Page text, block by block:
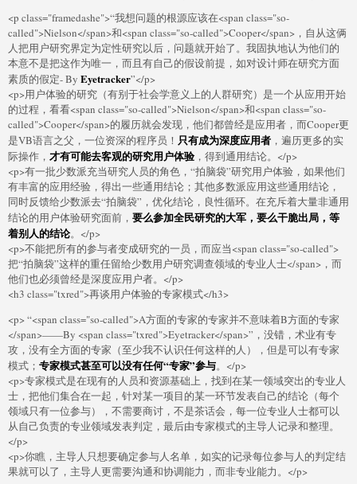
<p class="framedashe">“我想问题的根源应该在<span class="so-
called">Nielson</span>和<span class="so-called">Cooper</span>，自从这俩
人把用户研究界定为定性研究以后，问题就开始了。我固执地认为他们的
本意不是把这作为唯一，而且有自己的假设前提，如对设计师在研究方面
素质的假定- By Eyetracker”</p>
<p>用户体验的研究（有别于社会学意义上的人群研究）是一个从应用开始
的过程，看看<span class="so-called">Nielson</span>和<span class="so-
called">Cooper</span>的履历就会发现，他们都曾经是应用者，而Cooper更
是VB语言之父，一位资深的程序员！ 只有成为深度应用者 ，遍历更多的实
际操作， 才有可能去客观的研究用户体验，得到通用结论。</p>
<p>有一批少数派充当研究人员的角色，“拍脑袋”研究用户体验，如果他们
有丰富的应用经验，得出一些通用结论；其他多数派应用这些通用结论，
同时反馈给少数派去“拍脑袋”，优化结论，良性循环。在充斥着大量非通用
结论的用户体验研究面前， 要么参加全民研究的大军，要么干脆出局，等
着别人的结论。</p>
<p>不能把所有的参与者变成研究的一员，而应当<span class="so-called">
把“拍脑袋”这样的重任留给少数用户研究调查领域的专业人士</span>，而
他们也必须曾经是深度应用户者。</p>
<h3 class="txred">再谈用户体验的专家模式</h3>
<p> “<span class="so-called">A方面的专家的专家并不意味着B方面的专家
</span>——By <span class="txred">Eyetracker</span>”，没错，术业有专
攻，没有全方面的专家（至少我不认识任何这样的人），但是可以有专家
模式； 专家模式甚至可以没有任何“专家”参与。</p>
<p>专家模式是在现有的人员和资源基础上，找到在某一领域突出的专业人
士，把他们集合在一起，针对某一项目的某一环节发表自己的结论（每个
领域只有一位参与），不需要商讨，不是茶话会，每一位专业人士都可以
从自己负责的专业领域发表判定，最后由专家模式的主导人记录和整理。
</p>
<p>你瞧，主导人只想要确定参与人名单，如实的记录每位参与人的判定结
果就可以了，主导人更需要沟通和协调能力，而非专业能力。</p>